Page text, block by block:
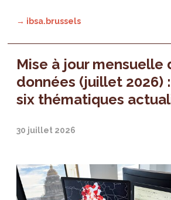
→ ibsa.brussels
Mise à jour mensuelle
données (juillet 2026) :
six thématiques
30 juillet 2026